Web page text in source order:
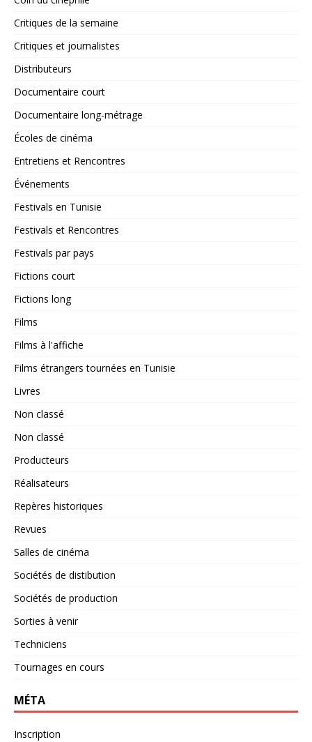
Critiques de la semaine
Critiques et journalistes
Distributeurs
Documentaire court
Documentaire long-métrage
Écoles de cinéma
Entretiens et Rencontres
Événements
Festivals en Tunisie
Festivals et Rencontres
Festivals par pays
Fictions court
Fictions long
Films
Films à l'affiche
Films étrangers tournées en Tunisie
Livres
Non classé
Non classé
Producteurs
Réalisateurs
Repères historiques
Revues
Salles de cinéma
Sociétés de distibution
Sociétés de production
Sorties à venir
Techniciens
Tournages en cours
MÉTA
Inscription